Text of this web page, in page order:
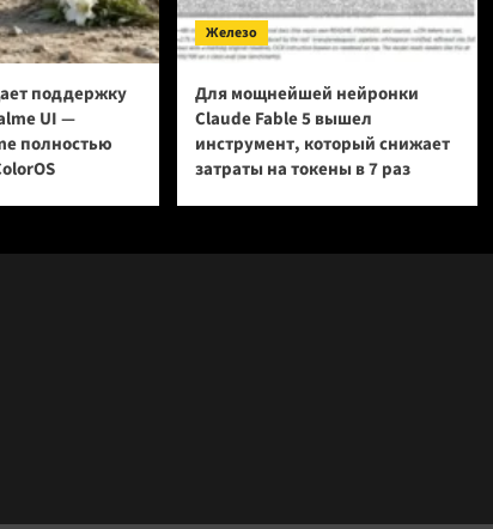
поддержку
UI —
полностью
Железо
Для мощнейшей нейронки
Claude Fable 5 вышел
инструмент, который снижает
затраты на токены в 7 раз